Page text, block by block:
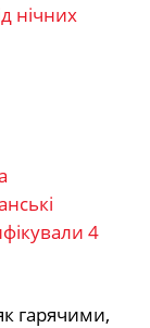
нічних
4
гарячими,